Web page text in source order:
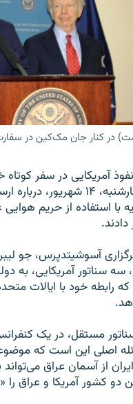
در کنار جان مک‌کین در
آمریکایی در سفر کوتاه
عراق، روز چهارشنبه، ۱۴
با استفاده از حریم
آسوشیتدپرس، جو
سه سناتور آمریکایی، به
رابطه خود با ایالات
مستقل، در یک
اصلی این است که
از آسمان عراق
دو کشور آمریکا و عراق